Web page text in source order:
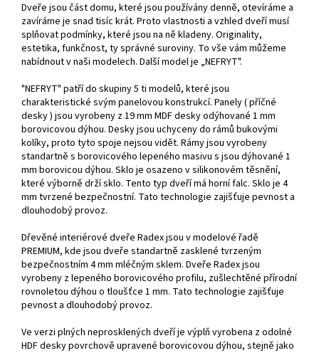
Dveře jsou část domu, které jsou používány denně, otevíráme a
zavíráme je snad tisíc krát. Proto vlastnosti a vzhled dveří musí
splňovat podmínky, které jsou na ně kladeny. Originality,
estetika, funkčnost, ty správné suroviny. To vše vám můžeme
nabídnout v naši modelech. Další model je „NEFRYT".
"NEFRYT" patří do skupiny 5 ti modelů, které jsou
charakteristické svým panelovou konstrukcí. Panely ( příčné
desky ) jsou vyrobeny z 19 mm MDF desky odýhované 1 mm
borovicovou dýhou. Desky jsou uchyceny do rámů bukovými
kolíky, proto tyto spoje nejsou vidět. Rámy jsou vyrobeny
standartně s borovicového lepeného masivu s jsou dýhované 1
mm borovicou dýhou. Sklo je osazeno v silikonovém těsnění,
které výborně drží sklo. Tento typ dveří má horní falc. Sklo je 4
mm tvrzené bezpečnostní. Tato technologie zajišťuje pevnost a
dlouhodobý provoz.
Dřevěné interiérové dveře Radex jsou v modelové řadě
PREMIUM, kde jsou dveře standartně zasklené tvrzeným
bezpečnostním 4 mm mléčným sklem. Dveře Radex jsou
vyrobeny z lepeného borovicového profilu, zušlechtěné přírodní
rovnoletou dýhou o tloušťce 1 mm. Tato technologie zajišťuje
pevnost a dlouhodobý provoz.
Ve verzi plných neprosklených dveří je výplň vyrobena z odolné
HDF desky povrchově upravené borovicovou dýhou, stejně jako